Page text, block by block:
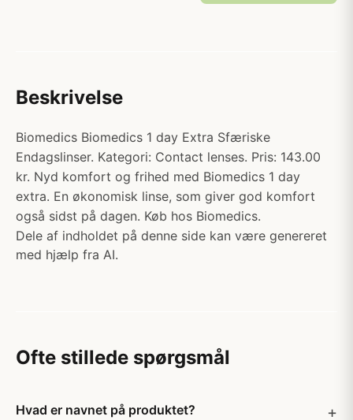
Beskrivelse
Biomedics Biomedics 1 day Extra Sfæriske
Endagslinser. Kategori: Contact lenses. Pris: 143.00
kr. Nyd komfort og frihed med Biomedics 1 day
extra. En økonomisk linse, som giver god komfort
også sidst på dagen. Køb hos Biomedics.
Dele af indholdet på denne side kan være genereret
med hjælp fra AI.
Ofte stillede spørgsmål
Hvad er navnet på produktet?